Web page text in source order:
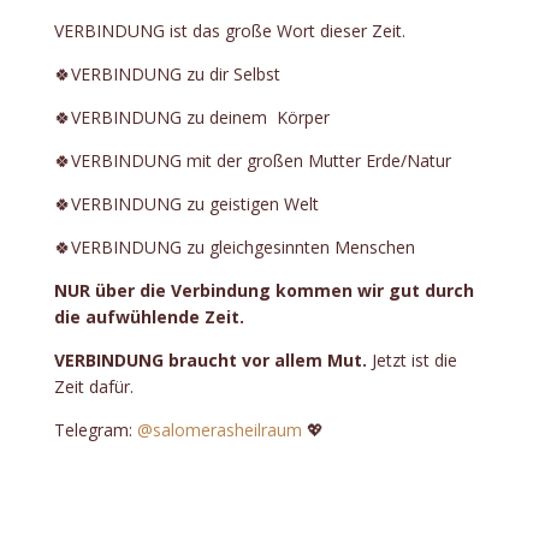
VERBINDUNG ist das große Wort dieser Zeit.
🍀VERBINDUNG zu dir Selbst
🍀VERBINDUNG zu deinem Körper
🍀VERBINDUNG mit der großen Mutter Erde/Natur
🍀VERBINDUNG zu geistigen Welt
🍀VERBINDUNG zu gleichgesinnten Menschen
NUR über die Verbindung kommen wir gut durch
die aufwühlende Zeit.
VERBINDUNG braucht vor allem Mut. Jetzt ist die
Zeit dafür.
Telegram: @salomerasheilraum 💖